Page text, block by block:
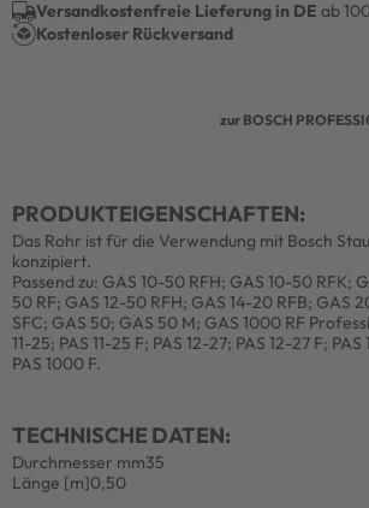
Versandkostenfreie Lieferung in DE ab
Kostenloser Rückversand
zur BOSCH
PRODUKTEIGENSCHAFTEN:
Das Rohr ist für die Verwendung mit Bosch
konzipiert.
Passend zu: GAS 10-50 RFH; GAS 10-50 RFK;
50 RF; GAS 12-50 RFH; GAS 14-20 RFB; GAS
SFC; GAS 50; GAS 50 M; GAS 1000 RF
11-25; PAS 11-25 F; PAS 12-27; PAS 12-27 F;
PAS 1000 F.
TECHNISCHE DATEN:
Durchmesser mm35
Länge [m]0,50